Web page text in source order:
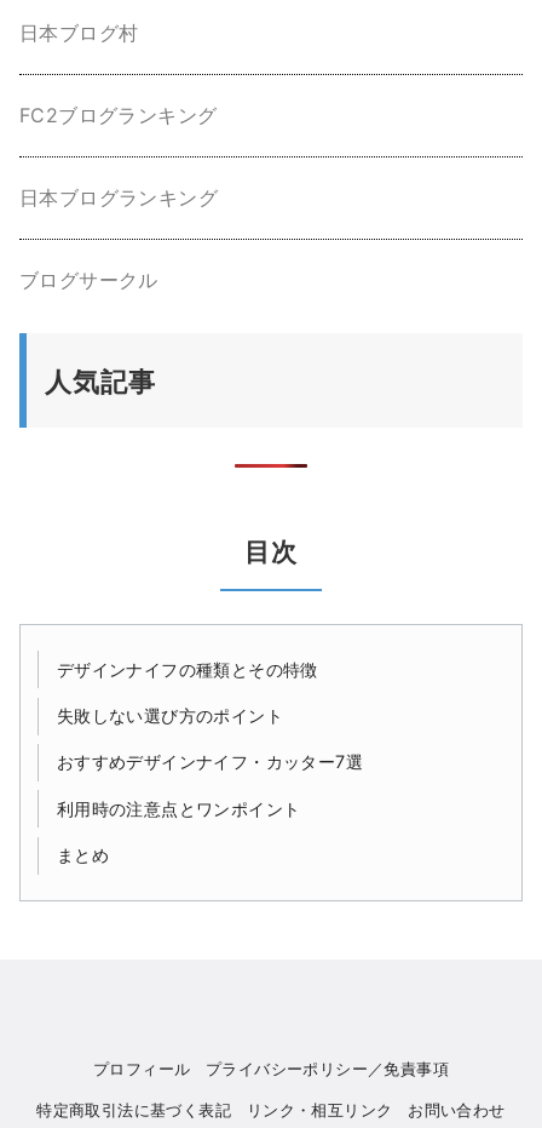
日本ブログ村
FC2ブログランキング
日本ブログランキング
ブログサークル
人気記事
目次
デザインナイフの種類とその特徴
失敗しない選び方のポイント
おすすめデザインナイフ・カッター7選
利用時の注意点とワンポイント
まとめ
プロフィール プライバシーポリシー／免責事項
特定商取引法に基づく表記 リンク・相互リンク お問い合わせ